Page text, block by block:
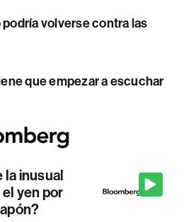
volverse contra las
que empezar a escuchar
la inusual
yen por